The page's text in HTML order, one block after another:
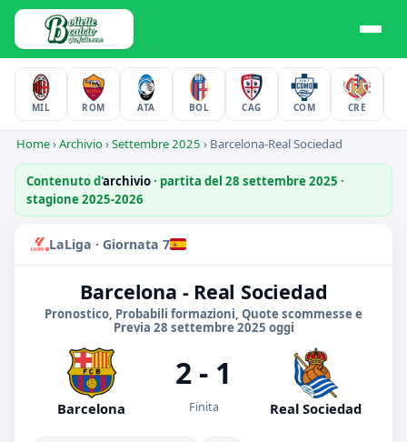
MIL ROM ATA BOL CAG COM CRE
Home›Archivio›Settembre 2025 › Barcelona-Real Sociedad
Contenuto d'archivio· partita del 28 settembre 2025 ·
stagione 2025-2026
LaLiga · Giornata 7
Barcelona - Real Sociedad
Pronostico, Probabili formazioni, Quote scommesse e
Previa 28 settembre 2025 oggi
Barcelona
2 - 1
Finita Real Sociedad